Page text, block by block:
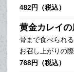
482円（税込）
黄金カレイ
骨まで食べられ
お召し上がりの
768円（税込）